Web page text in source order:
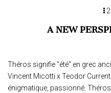
A NEW
Théros signifie "été" en grec
Vincent Micotti x Teodor
énigmatique, passionné.